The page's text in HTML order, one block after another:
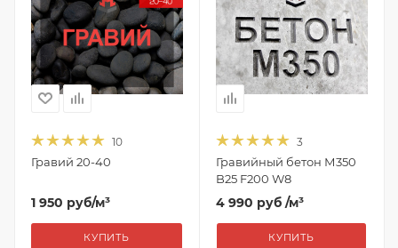
10
Гравий 20-40
1 950 руб/м³
КУПИТЬ
3
Гравийный бетон М350
B25 F200 W8
4 990 руб /м³
КУПИТЬ